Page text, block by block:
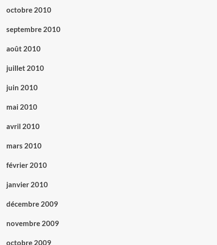
octobre 2010
septembre 2010
août 2010
juillet 2010
juin 2010
mai 2010
avril 2010
mars 2010
février 2010
janvier 2010
décembre 2009
novembre 2009
octobre 2009